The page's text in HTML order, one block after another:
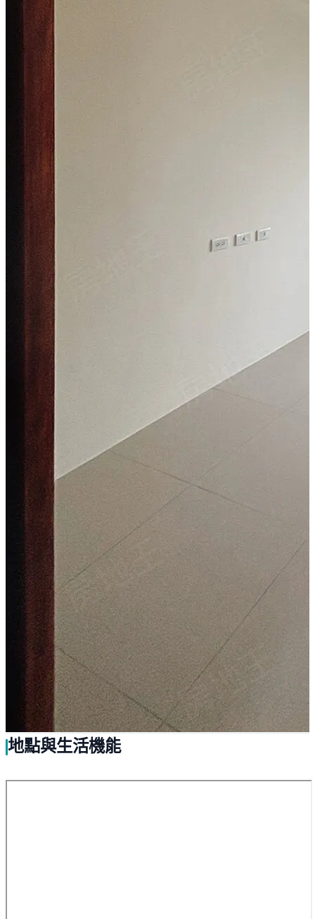
地點與生活機能